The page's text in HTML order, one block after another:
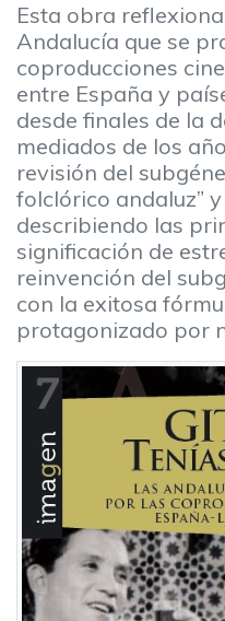
Esta obra
Andalucía que se
coproducciones
entre España y
desde finales de la
mediados de los
revisión del
folclórico andaluz”
describiendo las
significación de
reinvención del
con la exitosa
protagonizado por